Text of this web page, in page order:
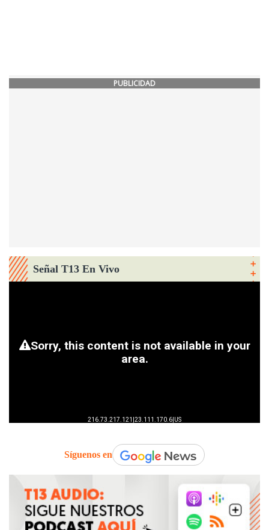
PUBLICIDAD
Señal T13 En Vivo
Síguenos en